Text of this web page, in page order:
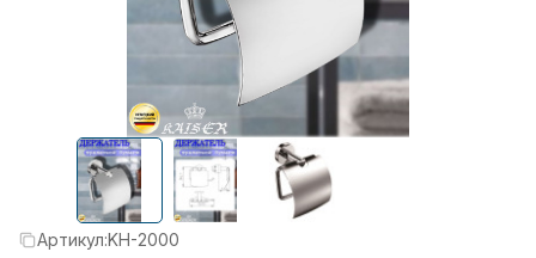
Артикул:KH-2000